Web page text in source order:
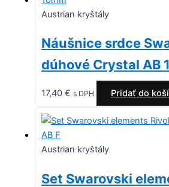
Austrian kryštály
Náušnice srdce
dúhové Crystal AB
17,40 € s DPH Pridať do
Austrian kryštály
Set Swarovski